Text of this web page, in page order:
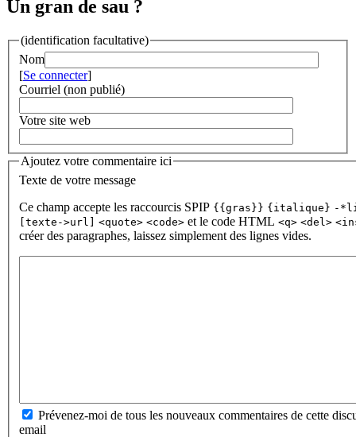
Un gran de sau ?
(identification facultative)
Nom
[Se connecter]
Courriel (non publié)
Votre site web
Ajoutez votre commentaire ici
Texte de votre message
Ce champ accepte les raccourcis SPIP {{gras}} {italique} -
[texte->url] <quote> <code> et le code HTML <q> <del>
créer des paragraphes, laissez simplement des lignes vides.
Prévenez-moi de tous les nouveaux commentaires de cette
email